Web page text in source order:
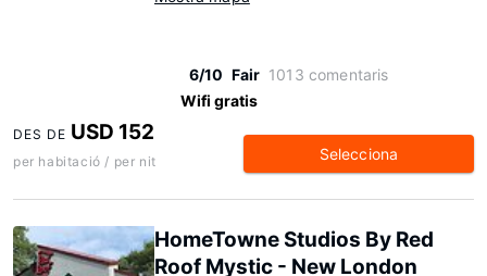
6/10 Fair 1013 comentaris
Wifi gratis
DES DE USD 152
per habitació / per nit Selecciona
HomeTowne Studios By Red
Roof Mystic - New London